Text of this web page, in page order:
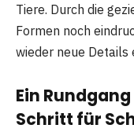
Tiere. Durch die
Formen noch
wieder neue Details
Ein
Schritt für